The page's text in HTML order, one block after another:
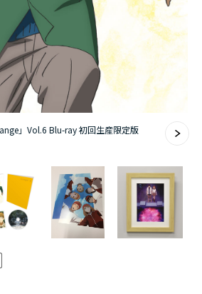
」Vol.6 Blu-ray 初回生産限定版